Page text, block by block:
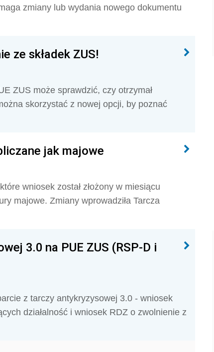
zmiany lub wydania nowego dokumentu
ze składek ZUS!
ZUS może sprawdzić, czy otrzymał
skorzystać z nowej opcji, by poznać
jak majowe
wniosek został złożony w miesiącu
majowe. Zmiany wprowadziła Tarcza
3.0 na PUE ZUS (RSP-D i
z tarczy antykryzysowej 3.0 - wniosek
działalność i wniosek RDZ o zwolnienie z